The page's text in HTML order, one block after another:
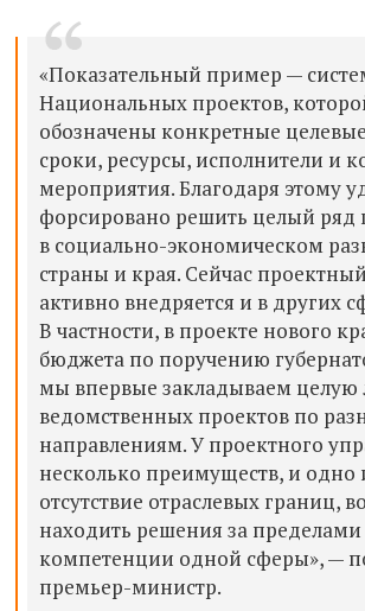
«Показательный пример —
Национальных проектов,
обозначены конкретные
сроки, ресурсы, исполнители и
мероприятия. Благодаря этому
форсировано решить целый ряд
в социально-экономическом
страны и края. Сейчас
активно внедряется и в других
В частности, в проекте нового
бюджета по поручению
мы впервые закладываем целую
ведомственных проектов по
направлениям. У проектного
несколько преимуществ, и одно
отсутствие отраслевых границ,
находить решения за пределами
компетенции одной сферы», —
премьер-министр.